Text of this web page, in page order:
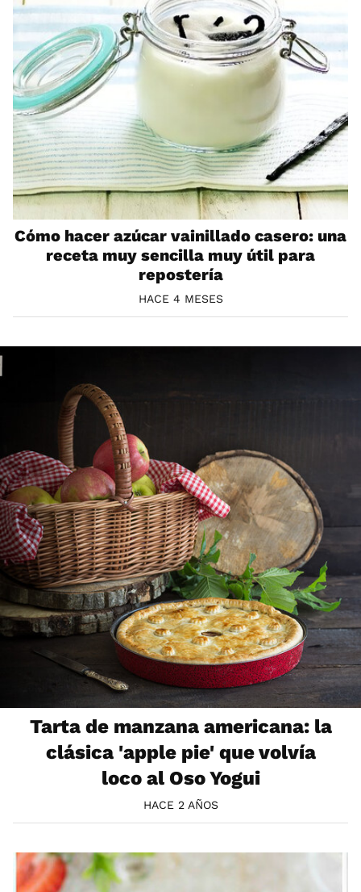
Cómo hacer azúcar vainillado casero: una
receta muy sencilla muy útil para
repostería
HACE 4 MESES
Tarta de manzana americana: la
clásica 'apple pie' que volvía
loco al Oso Yogui
HACE 2 AÑOS